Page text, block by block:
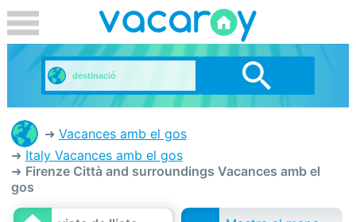
Vacances amb el gos
Italy Vacances amb el gos
Firenze Città and surroundings Vacances amb el
gos